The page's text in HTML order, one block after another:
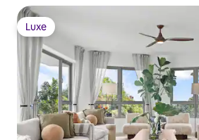
Luxe
Luxe